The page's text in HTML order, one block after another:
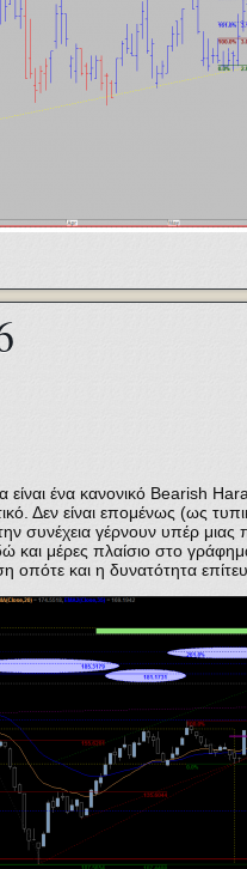
ένα κανονικό Bearish
Δεν είναι επομένως (ως
συνέχεια γέρνουν υπέρ μιας
και μέρες πλαίσιο στο
οπότε και η δυνατότητα